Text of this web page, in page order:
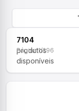
7104
produtos
disponíveis
Página 1/296